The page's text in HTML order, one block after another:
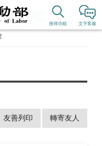
文字客服
搜尋功能
、國際事務
友善列印 轉寄友人